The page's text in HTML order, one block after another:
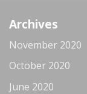
Archives
November 2020
October 2020
June 2020